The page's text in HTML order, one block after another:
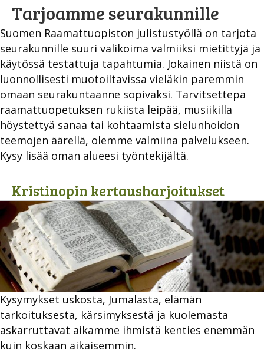
Tarjoamme seurakunnille
Suomen Raamattuopiston julistustyöllä on tarjota
seurakunnille suuri valikoima valmiiksi mietittyjä ja
käytössä testattuja tapahtumia. Jokainen niistä on
luonnollisesti muotoiltavissa vieläkin paremmin
omaan seurakuntaanne sopivaksi. Tarvitsettepa
raamattuopetuksen rukiista leipää, musiikilla
höystettyä sanaa tai kohtaamista sielunhoidon
teemojen äärellä, olemme valmiina palvelukseen.
Kysy lisää oman alueesi työntekijältä.
Kristinopin kertausharjoitukset
Kysymykset uskosta, Jumalasta, elämän
tarkoituksesta, kärsimyksestä ja kuolemasta
askarruttavat aikamme ihmistä kenties enemmän
kuin koskaan aikaisemmin.